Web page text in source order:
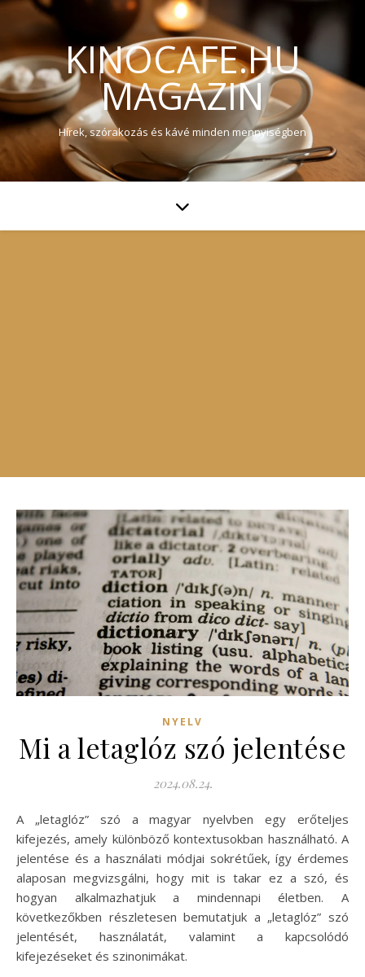
KINOCAFE.HU
MAGAZIN
Hírek, szórakozás és kávé minden mennyiségben
NYELV
Mi a letaglóz szó jelentése
2024.08.24.
A „letaglóz” szó a magyar nyelvben egy erőteljes
kifejezés, amely különböző kontextusokban használható. A
jelentése és a használati módjai sokrétűek, így érdemes
alaposan megvizsgálni, hogy mit is takar ez a szó, és
hogyan alkalmazhatjuk a mindennapi életben. A
következőkben részletesen bemutatjuk a „letaglóz” szó
jelentését, használatát, valamint a kapcsolódó
kifejezéseket és szinonimákat.